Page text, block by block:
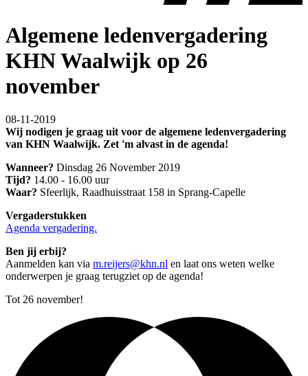
Algemene ledenvergadering
KHN Waalwijk op 26
november
08-11-2019
Wij nodigen je graag uit voor de algemene ledenvergadering
van KHN Waalwijk. Zet 'm alvast in de agenda!
Wanneer? Dinsdag 26 November 2019
Tijd? 14.00 - 16.00 uur
Waar? Sfeerlijk, Raadhuisstraat 158 in Sprang-Capelle
Vergaderstukken
Agenda vergadering.
Ben jij erbij?
Aanmelden kan via m.reijers@khn.nl en laat ons weten welke
onderwerpen je graag terugziet op de agenda!
Tot 26 november!